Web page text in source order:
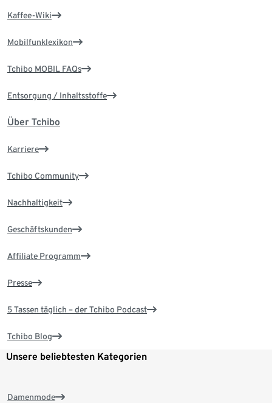
Kaffee-Wiki
Mobilfunklexikon
Tchibo MOBIL FAQs
Entsorgung / Inhaltsstoffe
Über Tchibo
Karriere
Tchibo Community
Nachhaltigkeit
Geschäftskunden
Affiliate Programm
Presse
5 Tassen täglich – der Tchibo Podcast
Tchibo Blog
Unsere beliebtesten Kategorien
Damenmode